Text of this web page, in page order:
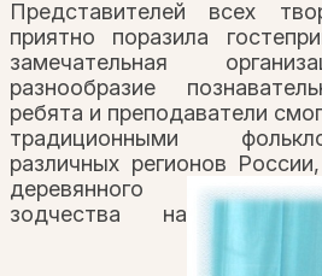
Представителей всех
приятно поразила
замечательная
разнообразие
ребята и преподаватели
традиционными
различных регионов России,
деревянного
зодчества на